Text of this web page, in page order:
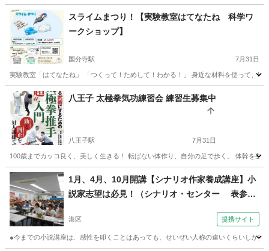
東京 豊島区 巣鴨駅 その他 夏休み
スライムまつり！【実験教室はてなたね 科学ワ
ークショップ】
国分寺駅 7月31日
実験教室「はてなたね」 「つくって！ためして！わかる！」 身近な材料を使って、
東京 国分寺市 国分寺駅 その他 スライム
八王子 太極拳気功練習会 練習生募集中
八王子駅 7月31日
100歳までカッコ良く、美しく生きる！ 転ばない体作り、自分の足で歩く。 体幹を
東京 八王子市 八王子駅 その他 武術
1月、4月、10月開講【シナリオ作家養成講座】小
説家志望は必見！（シナリオ・センター 表参
港区 提携サイト
●今までの小説講座は、感性を叩くことはあっても、せいぜい人称の違いくらいしか